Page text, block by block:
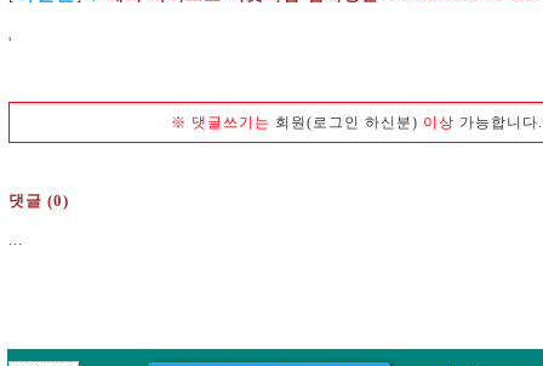
'
※ 댓글쓰기는 회원(로그인 하신분) 이상 가능합니다.
댓글 (0)
...